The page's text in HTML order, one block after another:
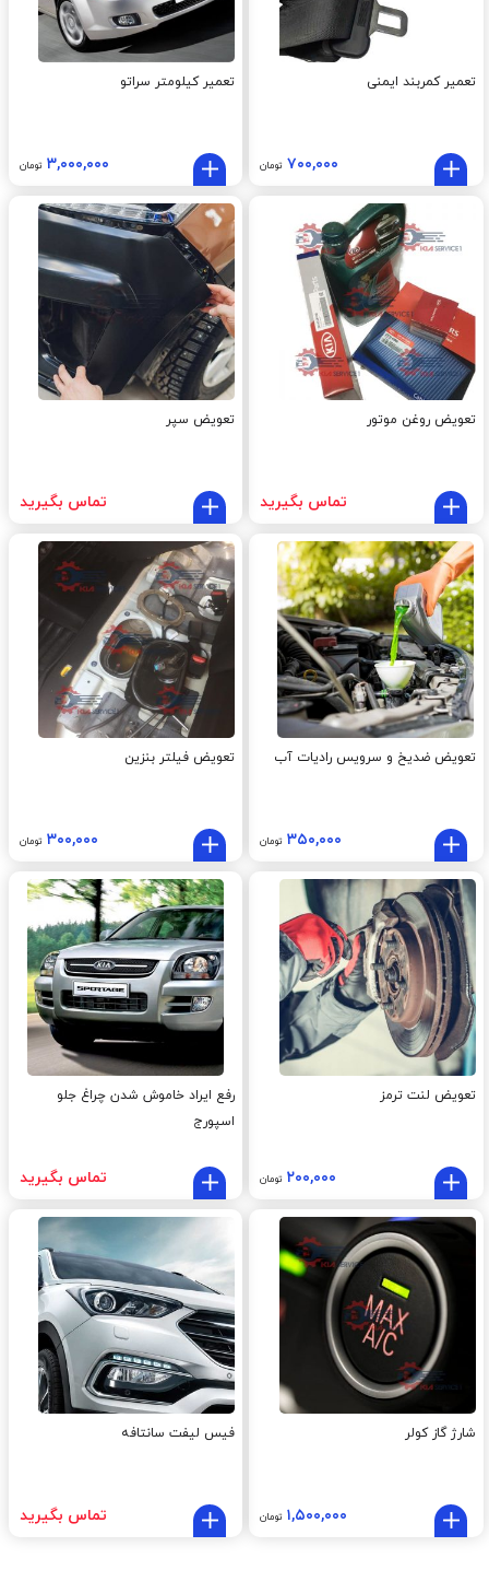
تعمیر کمربند ایمنی
۷۰۰,۰۰۰ تومان
تعمیر کیلومتر سراتو
۳,۰۰۰,۰۰۰ تومان
تعویض روغن موتور
تماس بگیرید
تعویض سپر
تماس بگیرید
تعویض ضدیخ و سرویس رادیات آب
۳۵۰,۰۰۰ تومان
تعویض فیلتر بنزین
۳۰۰,۰۰۰ تومان
تعویض لنت ترمز
۲۰۰,۰۰۰ تومان
رفع ایراد خاموش شدن چراغ جلو
اسپورج
تماس بگیرید
شارژ گاز کولر
۱,۵۰۰,۰۰۰ تومان
فیس لیفت سانتافه
تماس بگیرید